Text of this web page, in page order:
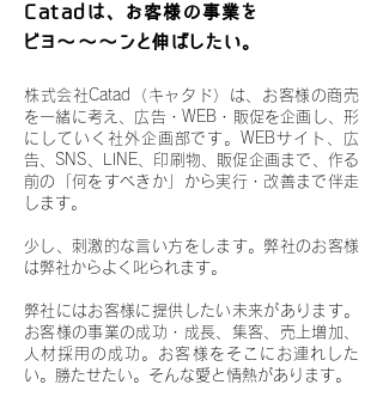
Catadは、お客様の事業を
ビヨ～～～ンと伸ばしたい。
株式会社Catad（キャタド）は、お客様の商売
を一緒に考え、広告・WEB・販促を企画し、形
にしていく社外企画部です。WEBサイト、広
告、SNS、LINE、印刷物、販促企画まで、作る
前の「何をすべきか」から実行・改善まで伴走
します。
少し、刺激的な言い方をします。弊社のお客様
は弊社からよく叱られます。
弊社にはお客様に提供したい未来があります。
お客様の事業の成功・成長、集客、売上増加、
人材採用の成功。お客様をそこにお連れした
い。勝たせたい。そんな愛と情熱があります。